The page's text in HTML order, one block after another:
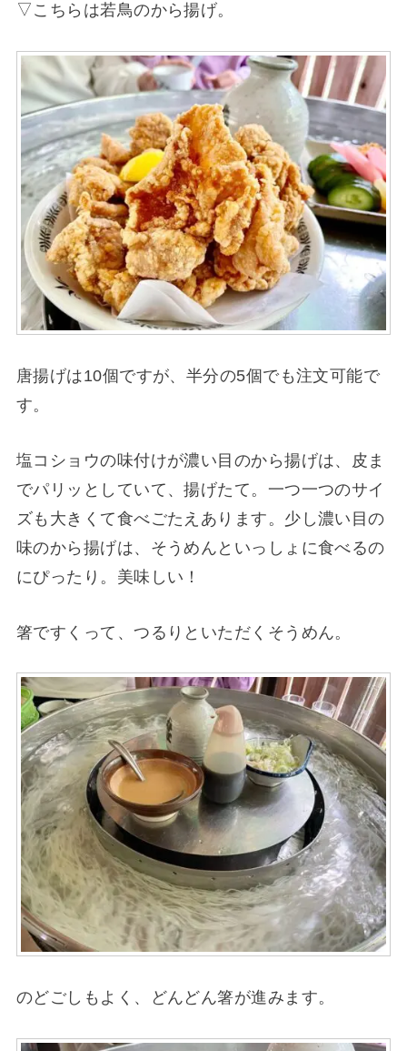
▽こちらは若鳥のから揚げ。
唐揚げは10個ですが、半分の5個でも注文可能で
す。
塩コショウの味付けが濃い目のから揚げは、皮ま
でパリッとしていて、揚げたて。一つ一つのサイ
ズも大きくて食べごたえあります。少し濃い目の
味のから揚げは、そうめんといっしょに食べるの
にぴったり。美味しい！
箸ですくって、つるりといただくそうめん。
のどごしもよく、どんどん箸が進みます。